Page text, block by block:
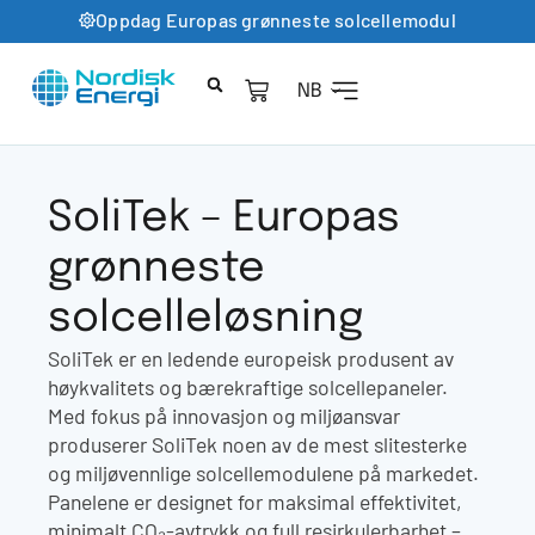
Oppdag Europas grønneste solcellemodul
NB
SoliTek – Europas
grønneste
solcelleløsning
SoliTek er en ledende europeisk produsent av
høykvalitets og bærekraftige solcellepaneler.
Med fokus på innovasjon og miljøansvar
produserer SoliTek noen av de mest slitesterke
og miljøvennlige solcellemodulene på markedet.
Panelene er designet for maksimal effektivitet,